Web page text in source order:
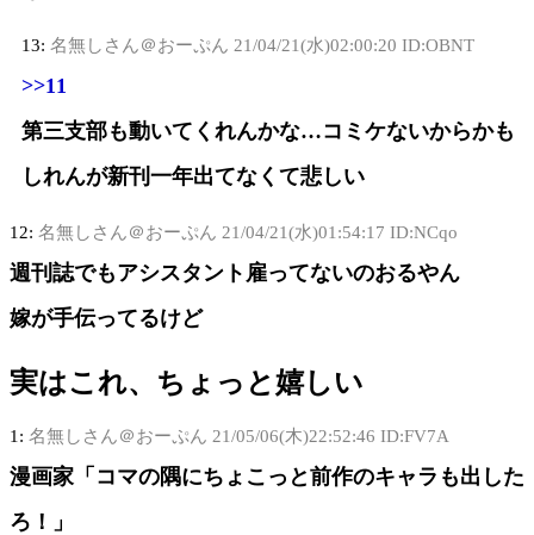
13: 名無しさん＠おーぷん 21/04/21(水)02:00:20 ID:OBNT
>>11
第三支部も動いてくれんかな…コミケないからかも
しれんが新刊一年出てなくて悲しい
12: 名無しさん＠おーぷん 21/04/21(水)01:54:17 ID:NCqo
週刊誌でもアシスタント雇ってないのおるやん
嫁が手伝ってるけど
実はこれ、ちょっと嬉しい
1: 名無しさん＠おーぷん 21/05/06(木)22:52:46 ID:FV7A
漫画家「コマの隅にちょこっと前作のキャラも出した
ろ！」